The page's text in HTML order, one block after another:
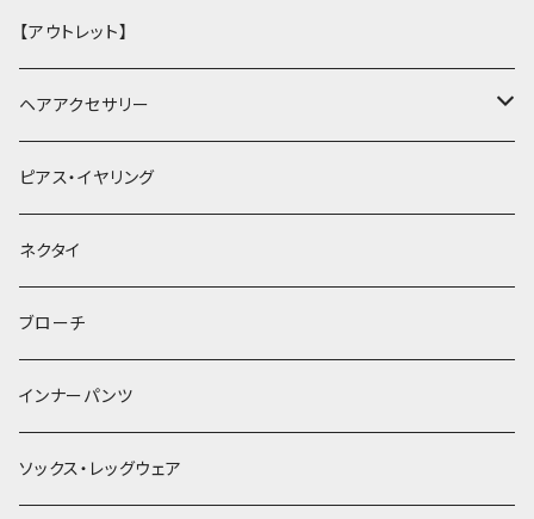
【アウトレット】
ヘアアクセサリー
ヘアクリップ
ヘッドドレス・カチューシャ
ヘアゴム
簪
ピアス・イヤリング
ネクタイ
ブローチ
インナーパンツ
ソックス・レッグウェア